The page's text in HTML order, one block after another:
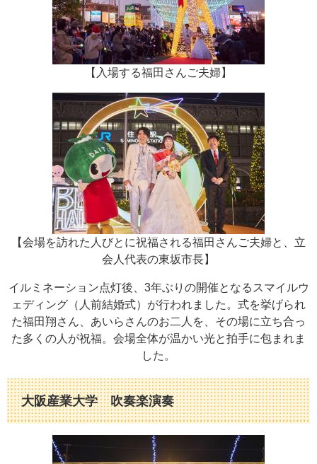
【入場する福田さんご夫婦】
【会場を訪れた人びとに祝福される福田さんご夫婦と、立
会人代表の東坂市長】
イルミネーション点灯後、3年ぶりの開催となるスマイルウ
ェディング（人前結婚式）が行われました。式を挙げられ
た福田翔さん、あいらさんのお二人を、その場に立ち合っ
た多くの人が祝福。会場全体が温かい光と拍手に包まれま
した。
大阪産業大学 吹奏楽演奏